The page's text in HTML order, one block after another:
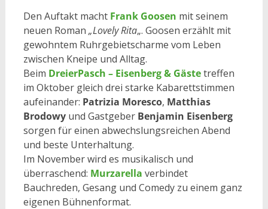
Den Auftakt macht Frank Goosen mit seinem
neuen Roman „Lovely Rita„. Goosen erzählt mit
gewohntem Ruhrgebietscharme vom Leben
zwischen Kneipe und Alltag.
Beim DreierPasch – Eisenberg & Gästetreffen
im Oktober gleich drei starke Kabarettstimmen
aufeinander: Patrizia Moresco, Matthias
Brodowyund Gastgeber Benjamin Eisenberg
sorgen für einen abwechslungsreichen Abend
und beste Unterhaltung.
Im November wird es musikalisch und
überraschend: Murzarella verbindet
Bauchreden, Gesang und Comedy zu einem ganz
eigenen Bühnenformat.